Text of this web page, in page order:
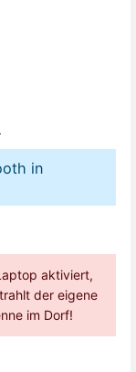
in
aktiviert,
der eigene
im Dorf!